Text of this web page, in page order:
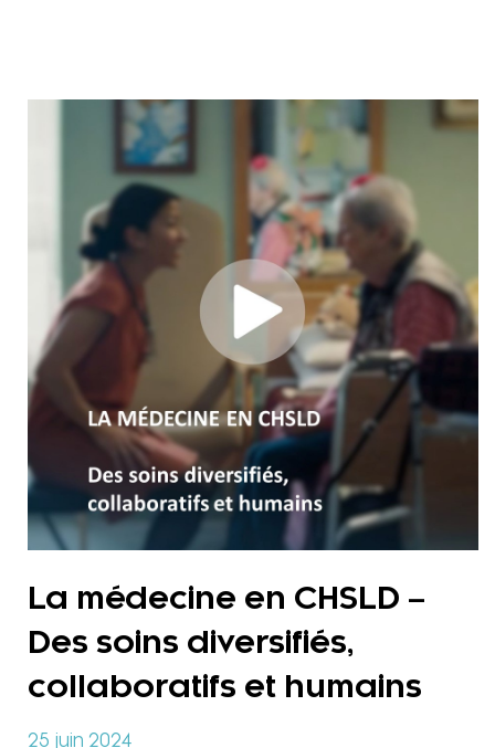
La médecine en CHSLD –
Des soins diversifiés,
collaboratifs et humains
25 juin 2024